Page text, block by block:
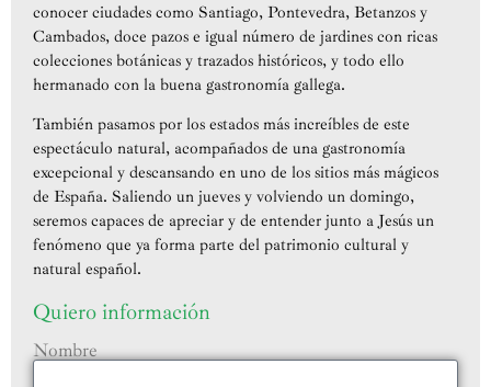
conocer ciudades como Santiago, Pontevedra, Betanzos y
Cambados, doce pazos e igual número de jardines con ricas
colecciones botánicas y trazados históricos, y todo ello
hermanado con la buena gastronomía gallega.
También pasamos por los estados más increíbles de este
espectáculo natural, acompañados de una gastronomía
excepcional y descansando en uno de los sitios más mágicos
de España. Saliendo un jueves y volviendo un domingo,
seremos capaces de apreciar y de entender junto a Jesús un
fenómeno que ya forma parte del patrimonio cultural y
natural español.
Quiero información
Nombre